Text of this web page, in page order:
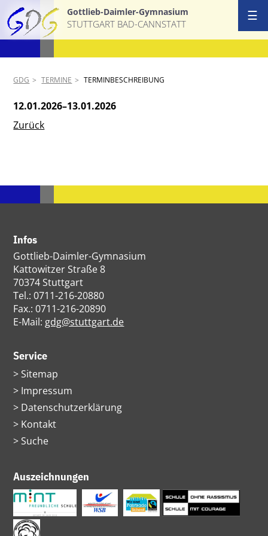
Gottlieb-Daimler-Gymnasium
STUTTGART BAD-CANNSTATT
GDG TERMINE TERMINBESCHREIBUNG
12.01.2026–13.01.2026
Zurück
☰
Infos
Gottlieb-Daimler-Gymnasium
Kattowitzer Straße 8
70374 Stuttgart
Tel.: 0711-216-20880
Fax.: 0711-216-20890
E-Mail: gdg@stuttgart.de
Service
Navigation
überspringen
Sitemap
Impressum
Datenschutzerklärung
Kontakt
Suche
Auszeichnungen